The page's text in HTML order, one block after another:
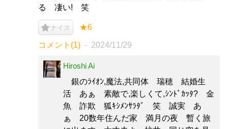
る 凄い! 笑
ナイス ★6
コメント(1) 2024/11/29
Hiroshi Ai
銀のﾗｲｵﾝ,魔法,共同体 瑞穂 結婚生
活 あぁ 素敵で,楽しくて,ｼﾝﾄﾞｶｯﾀ? 金
魚 詐欺 狐ｷｼﾒﾝｻﾗﾀﾞ 笑 誠実 あ
ぁ 20数年住んだ家 満月の夜 暫く旅